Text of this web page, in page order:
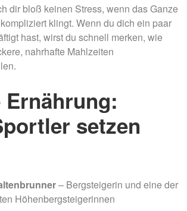
dir bloß keinen Stress, wenn das Ganze
klingt. Wenn du dich ein paar
hast, wirst du schnell merken, wie
nahrhafte Mahlzeiten
Ernährung:
setzen
– Bergsteigerin und eine der
Höhenbergsteigerinnen